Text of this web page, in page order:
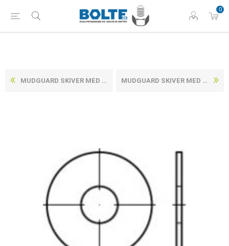
0
MUDGUARD SKIVER MED STOR UDVENDIG DIAMETER UBEHANDLET STÅL, PRODUKTKVALITET C (G) M6-(Ø6,4X20X1,5) (200 STK) MUDGUARD SKIVER MED STOR UDVENDIG DIAMETER UBEHANDLET STÅL, PRODUKTKVALITET C (G) M6-(Ø6,4X30X1,5) (200 STK)